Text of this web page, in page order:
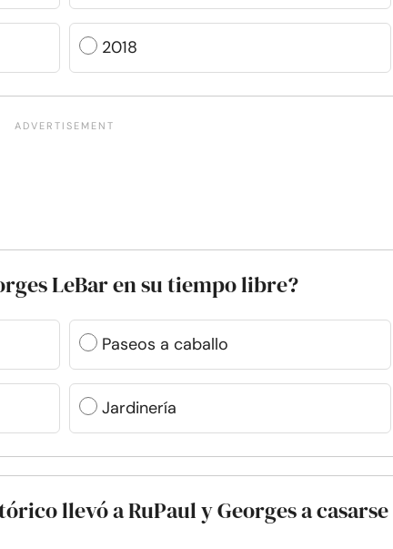
2018
LeBar en su tiempo libre?
Paseos a caballo
Jardinería
llevó a RuPaul y Georges a casarse